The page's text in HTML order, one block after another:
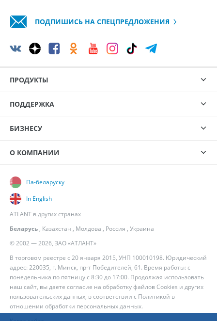
ПОДПИШИСЬ НА СПЕЦПРЕДЛОЖЕНИЯ
ПРОДУКТЫ
ПОДДЕРЖКА
БИЗНЕСУ
О КОМПАНИИ
© 2002 — 2026, ЗАО «АТЛАНТ»
В торговом реестре с 20 января 2015, УНП 100010198. Юридический
адрес: 220035, г. Минск, пр-т Победителей, 61. Время работы: с
понедельника по пятницу с 8:30 до 17:00. Продолжая использовать
наш сайт, вы даете согласие на обработку файлов Cookies и других
пользовательских данных, в соответствии с Политикой в
отношении обработки персональных данных.
Па-беларуску
In English
ATLANT в других странах
Беларусь , Казахстан , Молдова , Россия , Украина